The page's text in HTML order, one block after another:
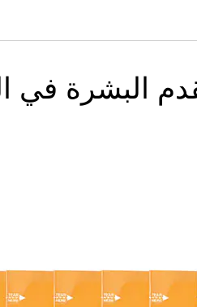
البشرة في